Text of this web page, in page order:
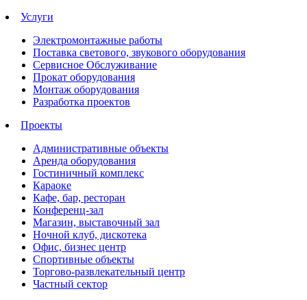
Услуги
Электромонтажные работы
Поставка светового, звукового оборудования
Сервисное Обслуживание
Прокат оборудования
Монтаж оборудования
Разработка проектов
Проекты
Административные объекты
Аренда оборудования
Гостиничный комплекс
Караоке
Кафе, бар, ресторан
Конференц-зал
Магазин, выставочный зал
Ночной клуб, дискотека
Офис, бизнес центр
Спортивные объекты
Торгово-развлекательный центр
Частный сектор